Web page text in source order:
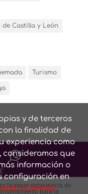
y de terceros
la finalidad de
experiencia como
consideramos que
información o
configuración en
y cookies
de Castilla y León
Turismo
la mejor experiencia de
para la